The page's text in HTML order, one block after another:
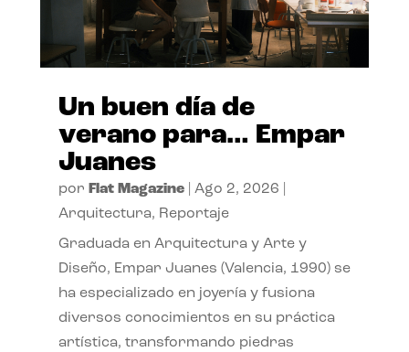
Un buen día de
verano para… Empar
Juanes
por Flat Magazine| Ago 2, 2026
Arquitectura, Reportaje
Graduada en Arquitectura y Arte y
Diseño, Empar Juanes (Valencia, 1990) se
ha especializado en joyería y fusiona
diversos conocimientos en su práctica
artística, transformando piedras